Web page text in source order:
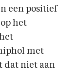
een positief
het
met
dat niet aan